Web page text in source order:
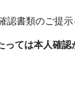
書類のご提示
ては本人確認